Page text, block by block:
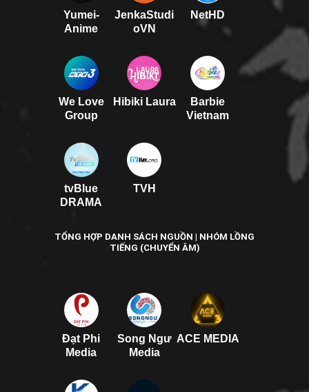
Yumei-
Anime
JenkaStudi
oVN
NetHD
We Love
Group
Hibiki Laura
Barbie
Vietnam
tvBlue
DRAMA
TVH
TỔNG HỢP DANH SÁCH NGUỒN | NHÓM LỒNG
TIẾNG (CHUYỂN ÂM)
Đạt Phi
Media
Song Ngư
Media
ACE MEDIA